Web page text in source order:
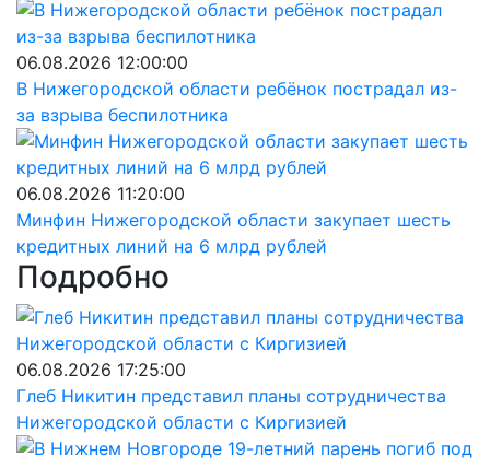
06.08.2026 12:00:00
В Нижегородской области ребёнок пострадал из-
за взрыва беспилотника
06.08.2026 11:20:00
Минфин Нижегородской области закупает шесть
кредитных линий на 6 млрд рублей
Подробно
06.08.2026 17:25:00
Глеб Никитин представил планы сотрудничества
Нижегородской области с Киргизией